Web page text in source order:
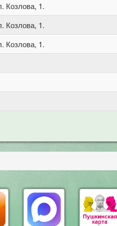
Козлова, 1.
Козлова, 1.
Козлова, 1.